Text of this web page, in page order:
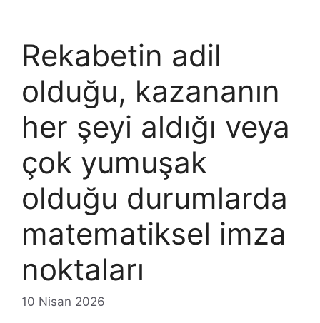
Rekabetin adil
olduğu, kazananın
her şeyi aldığı veya
çok yumuşak
olduğu durumlarda
matematiksel imza
noktaları
10 Nisan 2026